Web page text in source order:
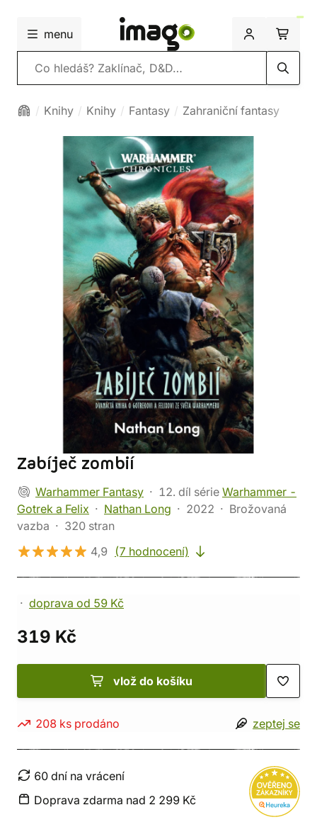
menu
Vyhledávání
Knihy Knihy Fantasy Zahraniční fantasy
Zabíječ zombií
Warhammer Fantasy 12. díl série Warhammer -
Gotrek a Felix
Nathan Long 2022
Brožovaná
vazba
320 stran
4,9 (7 hodnocení)
doprava od 59 Kč
319 Kč
vlož do košíku
208 ks prodáno zeptej se
60 dní na vrácení
Doprava zdarma nad 2 299 Kč